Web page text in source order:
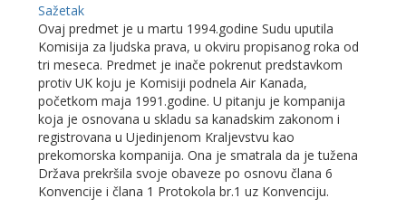
Sažetak
Ovaj predmet je u martu 1994.godine Sudu uputila
Komisija za ljudska prava, u okviru propisanog roka od
tri meseca. Predmet je inače pokrenut predstavkom
protiv UK koju je Komisiji podnela Air Kanada,
početkom maja 1991.godine. U pitanju je kompanija
koja je osnovana u skladu sa kanadskim zakonom i
registrovana u Ujedinjenom Kraljevstvu kao
prekomorska kompanija. Ona je smatrala da je tužena
Država prekršila svoje obaveze po osnovu člana 6
Konvencije i člana 1 Protokola br.1 uz Konvenciju.